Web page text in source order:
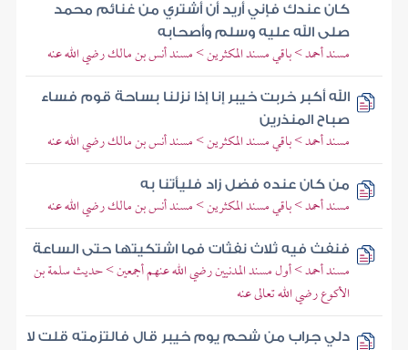
كان عندك فإني أريد أن أشتري من غنائم محمد
صلى الله عليه وسلم وأصحابه
مسند أحمد > باقي مسند المكثرين > مسند أنس بن مالك رضي الله عنه
الله أكبر خربت خيبر إنا إذا نزلنا بساحة قوم فساء
صباح المنذرين
مسند أحمد > باقي مسند المكثرين > مسند أنس بن مالك رضي الله عنه
من كان عنده فضل زاد فليأتنا به
مسند أحمد > باقي مسند المكثرين > مسند أنس بن مالك رضي الله عنه
فنفث فيه ثلاث نفثات فما اشتكيتها حتى الساعة
مسند أحمد > أول مسند المدنيين رضي الله عنهم أجمعين > حديث سلمة بن
الأكوع رضي الله تعالى عنه
دلي جراب من شحم يوم خيبر قال فالتزمته قلت لا